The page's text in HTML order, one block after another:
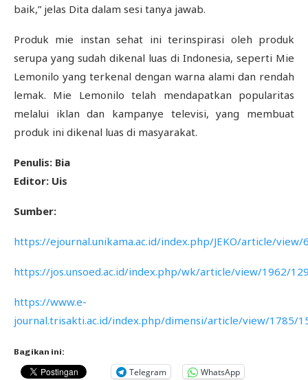
baik,” jelas Dita dalam sesi tanya jawab.
Produk mie instan sehat ini terinspirasi oleh produk
serupa yang sudah dikenal luas di Indonesia, seperti Mie
Lemonilo yang terkenal dengan warna alami dan rendah
lemak. Mie Lemonilo telah mendapatkan popularitas
melalui iklan dan kampanye televisi, yang membuat
produk ini dikenal luas di masyarakat.
Penulis: Bia
Editor: Uis
Sumber:
https://ejournal.unikama.ac.id/index.php/JEKO/article/view/
https://jos.unsoed.ac.id/index.php/wk/article/view/1962/
https://www.e-
journal.trisakti.ac.id/index.php/dimensi/article/view/1785/
Bagikan ini:
Telegram WhatsApp